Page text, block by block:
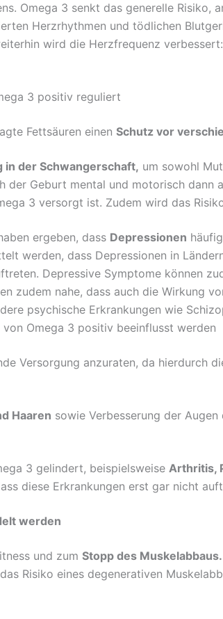
Omega 3 senkt das generelle Risiko,
Herzrhythmen und tödlichen
wird die Herzfrequenz
3 positiv reguliert
Fettsäuren einen Schutz vor
in der Schwangerschaft, um sowohl
der Geburt mental und motorisch dann
3 versorgt ist. Zudem wird das
ergeben, dass Depressionen
werden, dass Depressionen in
Depressive Symptome können
zudem nahe, dass auch die Wirkung
psychische Erkrankungen wie
Omega 3 positiv beeinflusst werden
Versorgung anzuraten, da hierdurch
Haaren sowie Verbesserung der
3 gelindert, beispielsweise Arthritis,
diese Erkrankungen erst gar nicht
werden
und zum Stopp des Muskelabbaus.
Risiko eines degenerativen